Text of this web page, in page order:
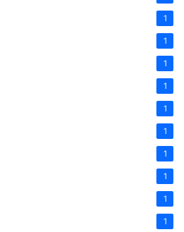
1
1
1
1
1
1
1
1
1
1